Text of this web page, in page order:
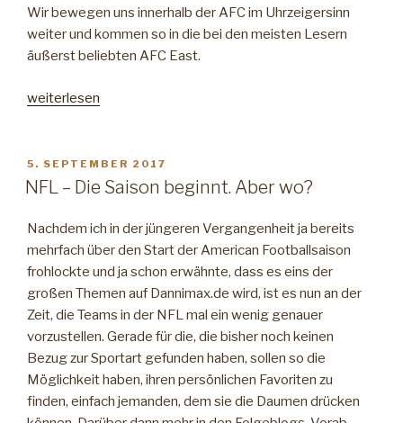
Wir bewegen uns innerhalb der AFC im Uhrzeigersinn
weiter und kommen so in die bei den meisten Lesern
äußerst beliebten AFC East.
„Nach
–
NFL
Teil
2
(AFC
East)“
weiterlesen
VERÖFFENTLICHT
AM
5. SEPTEMBER 2017
NFL – Die Saison beginnt. Aber wo?
Nachdem ich in der jüngeren Vergangenheit ja bereits
mehrfach über den Start der American Footballsaison
frohlockte und ja schon erwähnte, dass es eins der
großen Themen auf Dannimax.de wird, ist es nun an der
Zeit, die Teams in der NFL mal ein wenig genauer
vorzustellen. Gerade für die, die bisher noch keinen
Bezug zur Sportart gefunden haben, sollen so die
Möglichkeit haben, ihren persönlichen Favoriten zu
finden, einfach jemanden, dem sie die Daumen drücken